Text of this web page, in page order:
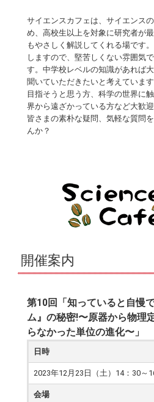
サイエンスカフェは、サイエンス
め、高校生以上を対象に研究者が
もやさしく解説してくれる場です
しますので、堅苦しくない雰囲気
す。中学校レベルの知識があれば
聞いていただきたいと考えていま
目指そうと思う方、科学の世界に
界から遠ざかっている方など大歓
皆さまの素朴な疑問、気軽な質問
んか？
開催案内
第10回「知っていると自慢
ム』の秘密!〜原器から物理
らなかった単位の進化〜」
日時
2023年12月23日（土）14：30～
会場